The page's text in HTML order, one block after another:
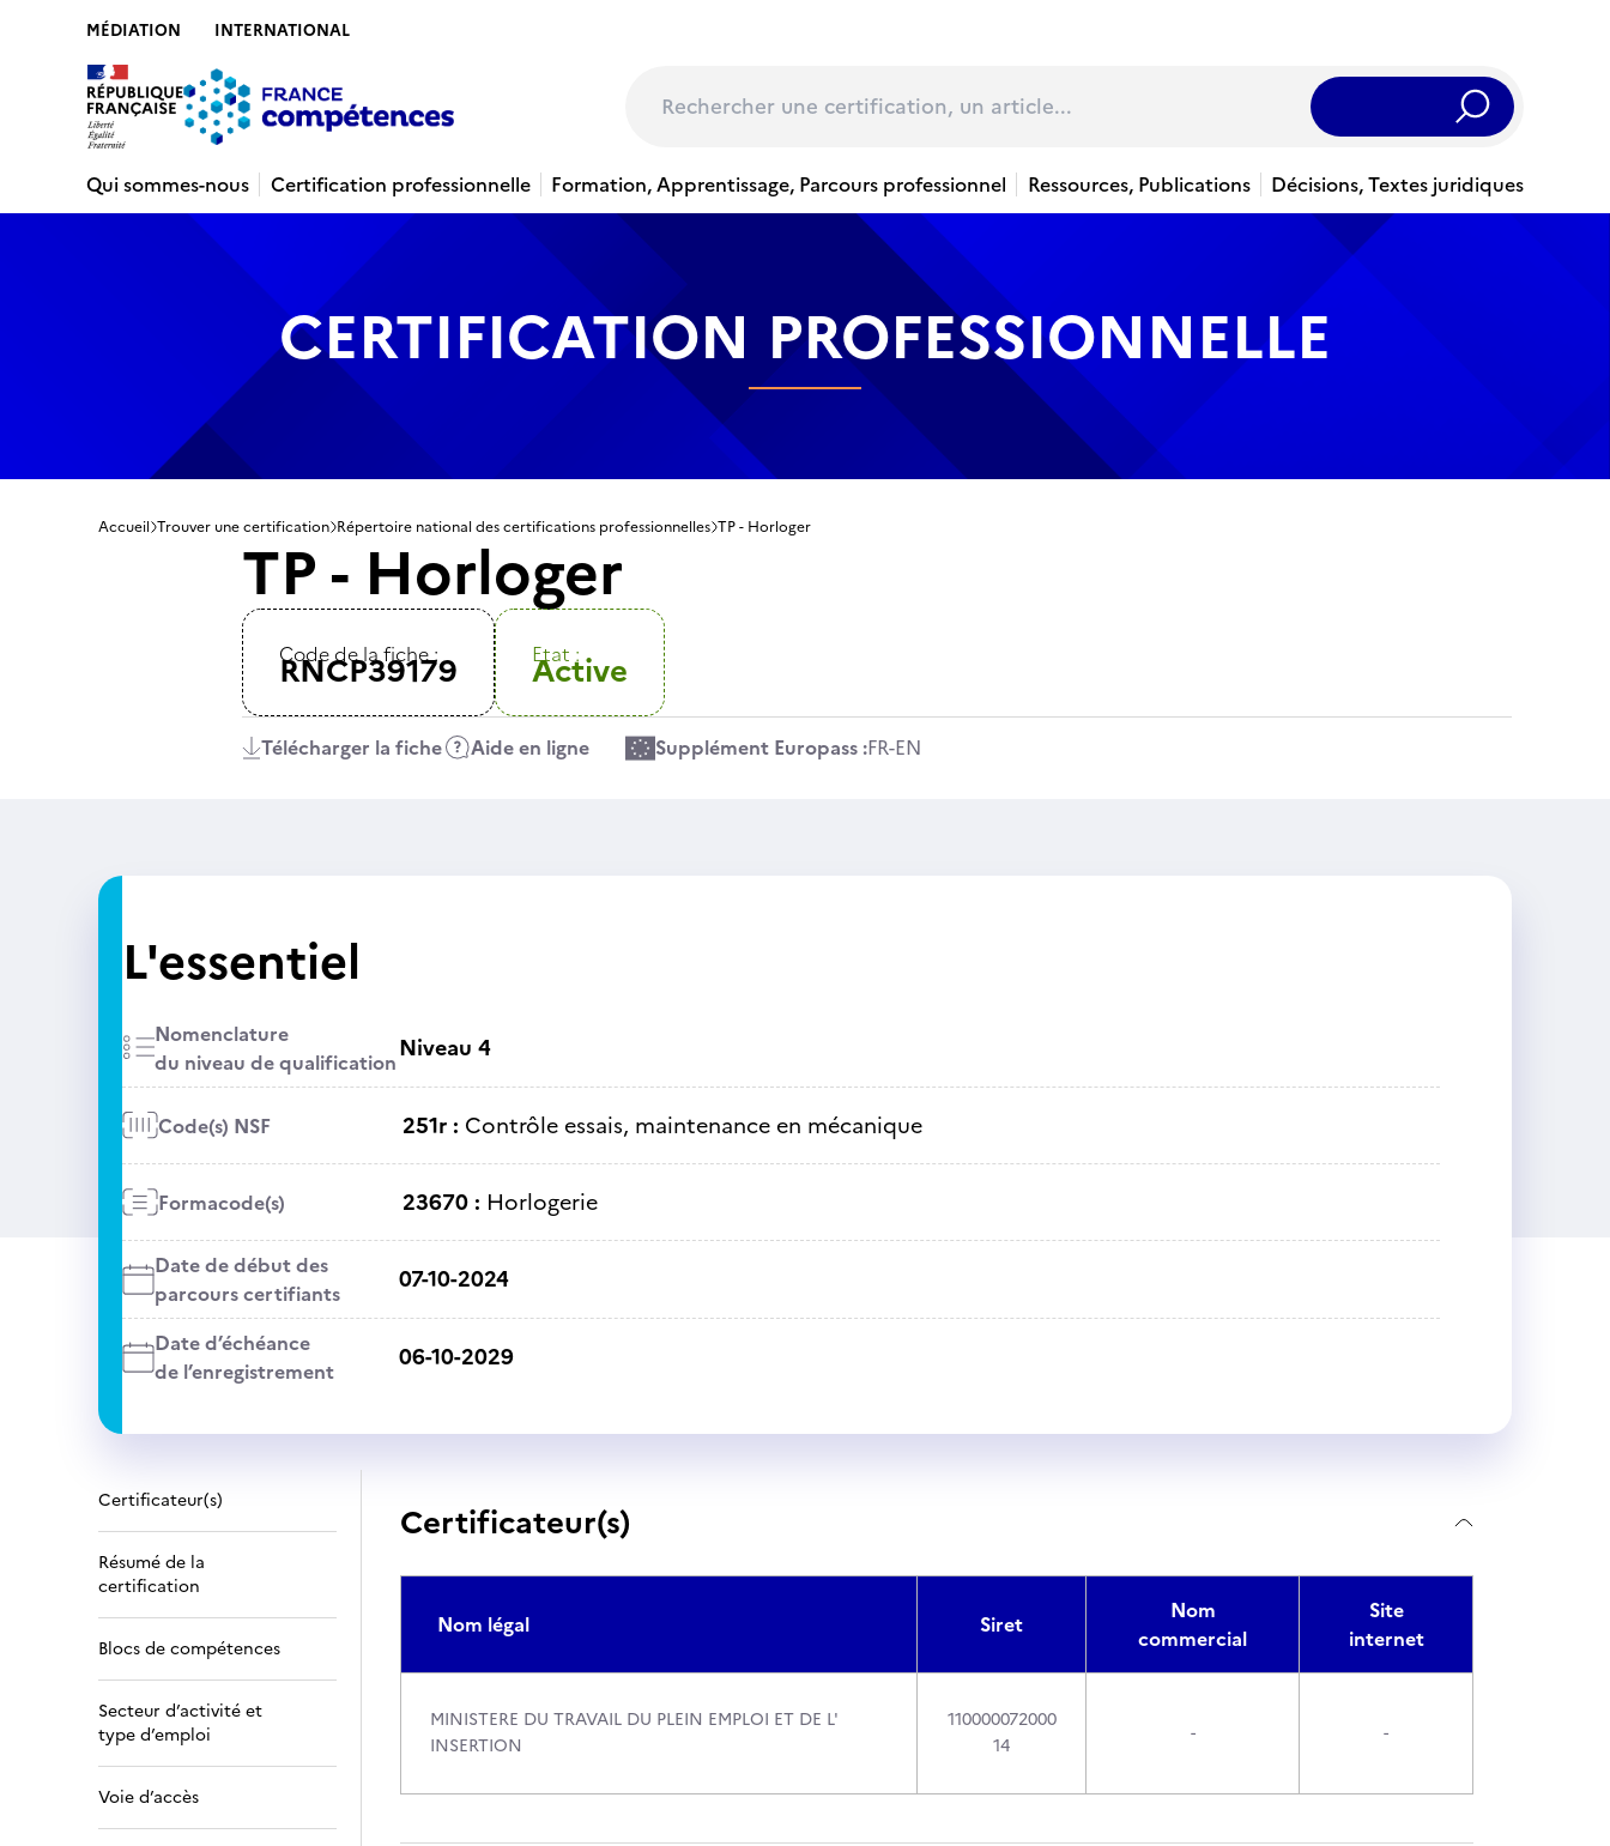
MÉDIATION INTERNATIONAL
Rechercher
Qui sommes-nous
Certification professionnelle Formation, Apprentissage, Parcours professionnel Ressources, Publications Décisions, Textes juridiques
CERTIFICATION PROFESSIONNELLE
Accueil Trouver une certification Répertoire national des certifications professionnelles TP - Horloger
TP - Horloger
Code de la fiche :
RNCP39179 Etat :
Active
Télécharger la fiche Aide en ligne Supplément Europass :FR-EN
L'essentiel
Nomenclature
du niveau de qualificationNiveau 4
Code(s) NSF 251r : Contrôle essais, maintenance en mécanique
Formacode(s) 23670 : Horlogerie
Date de début des
parcours certifiants
07-10-2024
Date d’échéance
de l’enregistrement
06-10-2029
Certificateur(s)
Résumé de la
certification
Blocs de compétences
Secteur d’activité et
type d’emploi
Voie d’accès
Certificateur(s)
Nom légal Siret
Nom
commercial
Site
internet
MINISTERE DU TRAVAIL DU PLEIN EMPLOI ET DE L'
INSERTION
110000072000
14
- -